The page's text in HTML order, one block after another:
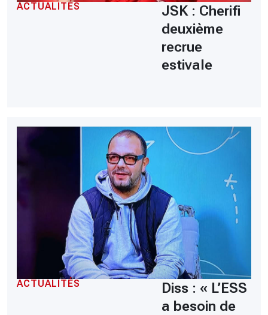
ACTUALITÉS
JSK : Cherifi
deuxième
recrue
estivale
ACTUALITÉS
Diss : « L’ESS
a besoin de